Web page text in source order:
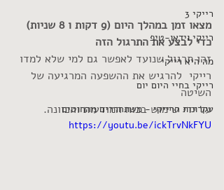
רייקי 3
רייקי וידאו-טיפ
מה היא רייקי
רייקי בחיי היום יום
עקרונות הרייקי - משתחררים מהחוטים
מצאו זמן במהלך היום (9 דקות ו 8 שניות)
כדי לבצע את התרגול הזה
זהו תרגול שנועד לאפשר גם למי שלא למדו
רייקי  להרגיש את ההשפעה המרגיעה של
השיטה
על ידי שימוש בכוח המודעות והכוונה.
https://youtu.be/ickTrvNkFYU